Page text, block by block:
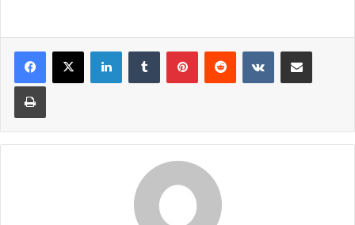
c
e
b
o
o
itt
er
ai
l
at
s
A
p
ar
e
LinkedInTumblr PinterestReddit VKontakteShare via Email
Print